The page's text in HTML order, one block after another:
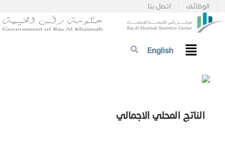
اتصل بنا الوظائف
English
الناتج المحلي الاجمالي